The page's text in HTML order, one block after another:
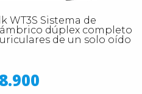
WT3S Sistema de
dúplex completo
de un solo oído